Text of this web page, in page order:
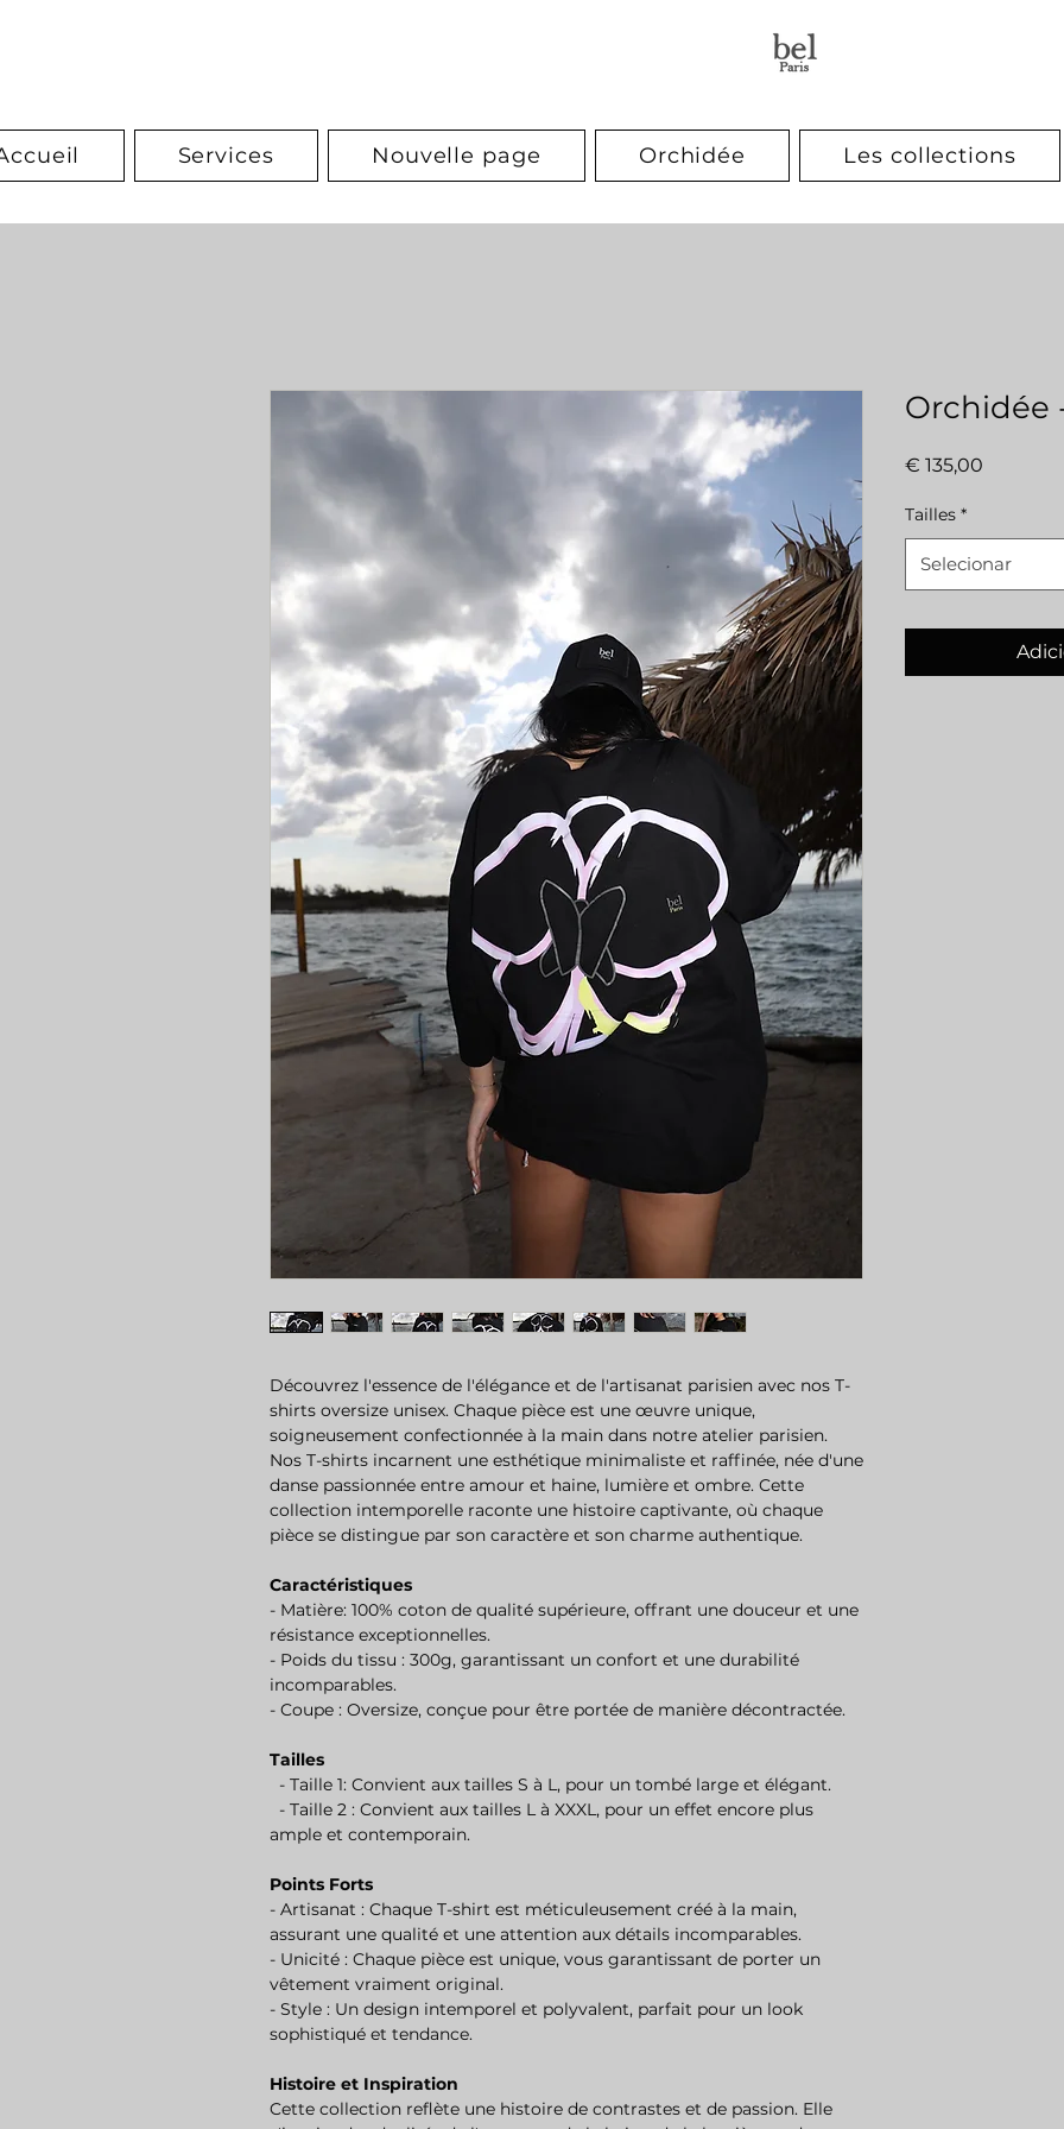
Services Nouvelle page Orchidée Les collections
Découvrez l'essence de l'élégance et de l'artisanat parisien avec nos T-
shirts oversize unisex. Chaque pièce est une œuvre unique,
soigneusement confectionnée à la main dans notre atelier parisien.
Nos T-shirts incarnent une esthétique minimaliste et raffinée, née d'une
danse passionnée entre amour et haine, lumière et ombre. Cette
collection intemporelle raconte une histoire captivante, où chaque
pièce se distingue par son caractère et son charme authentique.
Caractéristiques
- Matière: 100% coton de qualité supérieure, offrant une douceur et une
résistance exceptionnelles.
- Poids du tissu : 300g, garantissant un confort et une durabilité
incomparables.
- Coupe : Oversize, conçue pour être portée de manière décontractée.
Tailles
- Taille 1: Convient aux tailles S à L, pour un tombé large et élégant.
- Taille 2 : Convient aux tailles L à XXXL, pour un effet encore plus
ample et contemporain.
Points Forts
- Artisanat : Chaque T-shirt est méticuleusement créé à la main,
assurant une qualité et une attention aux détails incomparables.
- Unicité : Chaque pièce est unique, vous garantissant de porter un
vêtement vraiment original.
- Style : Un design intemporel et polyvalent, parfait pour un look
sophistiqué et tendance.
Histoire et Inspiration
Cette collection reflète une histoire de contrastes et de passion. Elle
Orchidée
€ 135,00
Tailles *
Selecionar